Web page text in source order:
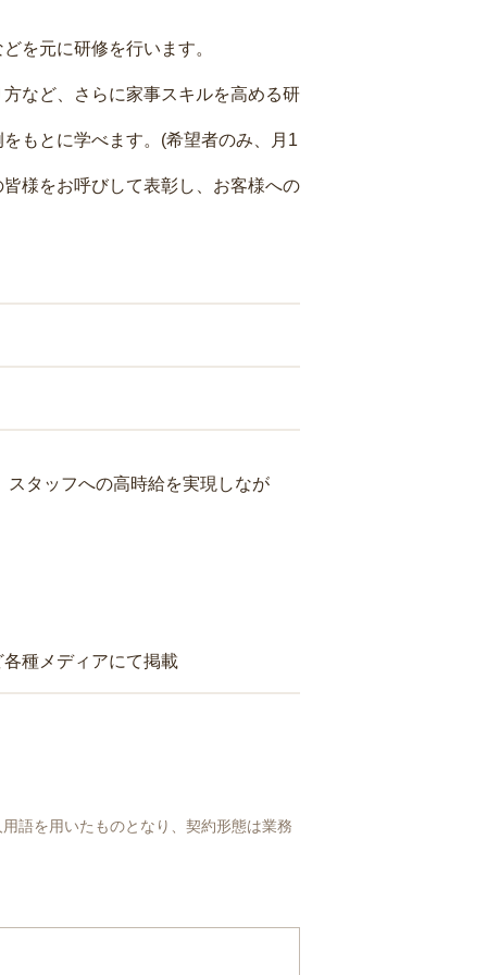
を元に研修を行います。
など、さらに家事スキルを高める研
もとに学べます。(希望者のみ、月1
様をお呼びして表彰し、お客様への
タッフへの高時給を実現しなが
種メディアにて掲載
語を用いたものとなり、契約形態は業務